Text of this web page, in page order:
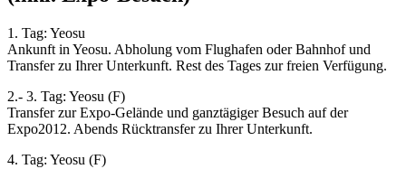
1. Tag: Yeosu
Ankunft in Yeosu. Abholung vom Flughafen oder Bahnhof und
Transfer zu Ihrer Unterkunft. Rest des Tages zur freien Verfügung.
2.- 3. Tag: Yeosu (F)
Transfer zur Expo-Gelände und ganztägiger Besuch auf der
Expo2012. Abends Rücktransfer zu Ihrer Unterkunft.
4. Tag: Yeosu (F)